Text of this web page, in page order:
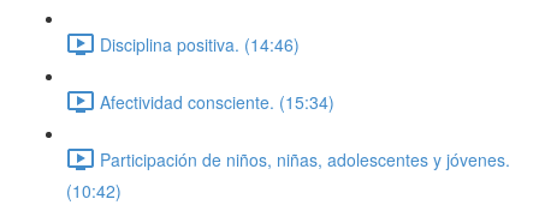
Disciplina positiva. (14:46)
Afectividad consciente. (15:34)
Participación de niños, niñas, adolescentes y jóvenes.
(10:42)